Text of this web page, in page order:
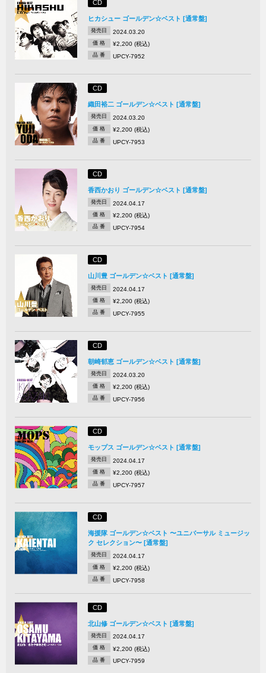
CD
ヒカシュー ゴールデン☆ベスト [通常盤]
発売日 2024.03.20
価 格 ¥2,200 (税込)
品 番 UPCY-7952
CD
織田裕二 ゴールデン☆ベスト [通常盤]
発売日 2024.03.20
価 格 ¥2,200 (税込)
品 番 UPCY-7953
CD
香西かおり ゴールデン☆ベスト [通常盤]
発売日 2024.04.17
価 格 ¥2,200 (税込)
品 番 UPCY-7954
CD
山川豊 ゴールデン☆ベスト [通常盤]
発売日 2024.04.17
価 格 ¥2,200 (税込)
品 番 UPCY-7955
CD
朝崎郁恵 ゴールデン☆ベスト [通常盤]
発売日 2024.03.20
価 格 ¥2,200 (税込)
品 番 UPCY-7956
CD
モップス ゴールデン☆ベスト [通常盤]
発売日 2024.04.17
価 格 ¥2,200 (税込)
品 番 UPCY-7957
CD
海援隊 ゴールデン☆ベスト 〜ユニバーサル ミュージッ
ク セレクション〜 [通常盤]
発売日 2024.04.17
価 格 ¥2,200 (税込)
品 番 UPCY-7958
CD
北山修 ゴールデン☆ベスト [通常盤]
発売日 2024.04.17
価 格 ¥2,200 (税込)
品 番 UPCY-7959